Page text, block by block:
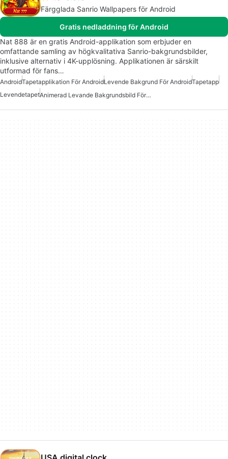
Färgglada Sanrio Wallpapers för Android
Gratis nedladdning för Android
Nat 888 är en gratis Android-applikation som erbjuder en
omfattande samling av högkvalitativa Sanrio-bakgrundsbilder,
inklusive alternativ i 4K-upplösning. Applikationen är särskilt
utformad för fans…
AndroidTapetapplikation För AndroidLevende Bakgrund För AndroidTapetapp
Levendetapet
Animerad Levande Bakgrundsbild För Android